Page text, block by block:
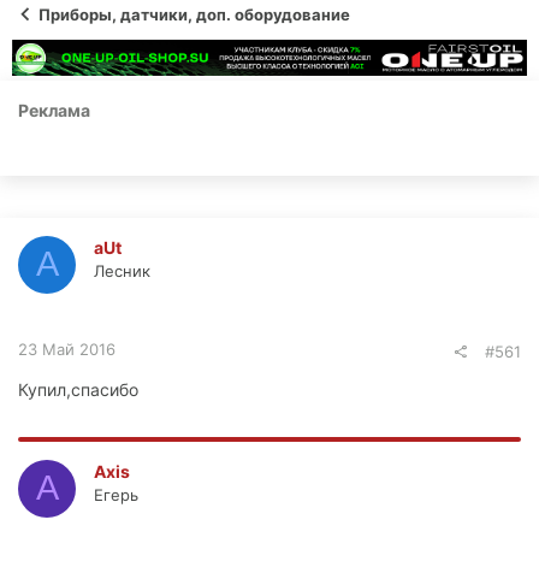
ы
л
Приборы, датчики, доп. оборудование
Реклама
A aUt
Лесник
23 Май 2016 #561
Купил,спасибо
A Axis
Егерь